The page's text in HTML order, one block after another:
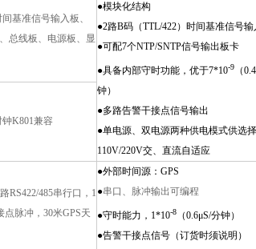
基准信号输入板、
总线板、电源板、显
●模块化结构
●2路B码（TTL/422）时间基准信号输
●可配7个NTP/SNTP信号输出板卡
●具备内部守时功能，优于7*10-9（
钟）
●多路告警干接点信号输出
●单电源、双电源两种供电模式供选择
110V/220V交、直流自适应
K801兼容
RS422/485串行口，1
点脉冲，30米GPS天
●外部时间源：GPS
●串口、脉冲输出可编程
●守时能力，1*10-8（0.6μS/分钟）
●告警干接点信号（订货时须说明）